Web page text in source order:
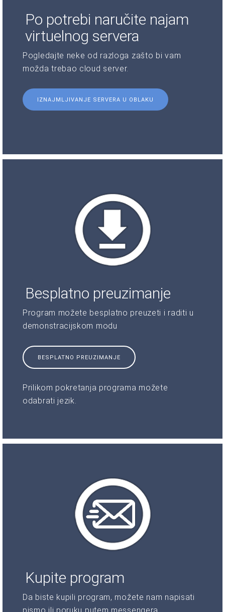
Po potrebi naručite najam
virtuelnog servera
Pogledajte neke od razloga zašto bi vam
možda trebao cloud server.
IZNAJMLJIVANJE SERVERA U OBLAKU
Besplatno preuzimanje
Program možete besplatno preuzeti i raditi u
demonstracijskom modu
BESPLATNO PREUZIMANJE
Prilikom pokretanja programa možete
odabrati jezik.
Kupite program
Da biste kupili program, možete nam napisati